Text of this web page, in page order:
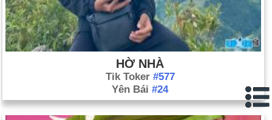
HỜ NHÀ
Tik Toker #577
Yên Bái #24